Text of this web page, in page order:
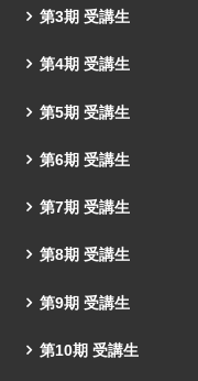
第3期 受講生
第4期 受講生
第5期 受講生
第6期 受講生
第7期 受講生
第8期 受講生
第9期 受講生
第10期 受講生